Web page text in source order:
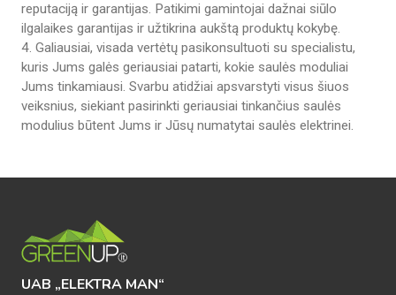
reputaciją ir garantijas. Patikimi gamintojai dažnai siūlo
ilgalaikes garantijas ir užtikrina aukštą produktų kokybę.
4. Galiausiai, visada vertėtų pasikonsultuoti su specialistu,
kuris Jums galės geriausiai patarti, kokie saulės moduliai
Jums tinkamiausi. Svarbu atidžiai apsvarstyti visus šiuos
veiksnius, siekiant pasirinkti geriausiai tinkančius saulės
modulius būtent Jums ir Jūsų numatytai saulės elektrinei.
UAB „ELEKTRA MAN“